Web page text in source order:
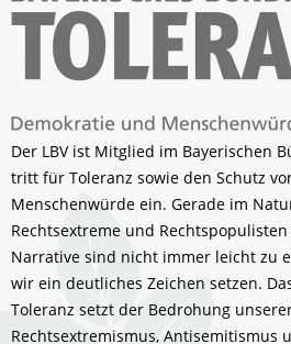
Der LBV ist Mitglied im Bayerischen
tritt für Toleranz sowie den Schutz
Menschenwürde ein. Gerade im
Rechtsextreme und
Narrative sind nicht immer leicht zu
wir ein deutliches Zeichen setzen.
Toleranz setzt der Bedrohung
Rechtsextremismus, Antisemitismus